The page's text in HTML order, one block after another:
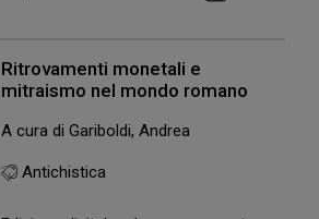
Ritrovamenti monetali e
mitraismo nel mondo romano
A cura di Gariboldi, Andrea
Antichistica